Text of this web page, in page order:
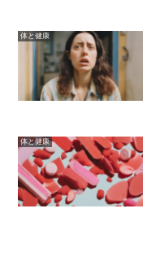
体と健康
体と健康